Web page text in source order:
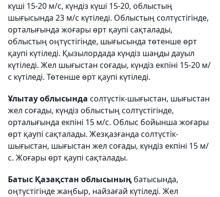
күші 15-20 м/с, күндіз күші 15-20, облыстың
шығысында 23 м/с күтіледі. Облыстың солтүстігінде,
орталығында жоғары өрт қаупі сақталады,
облыстың оңтүстігінде, шығысында төтенше өрт
қаупі күтіледі. Қызылордада күндіз шаңды дауыл
күтіледі. Жел шығыстан соғады, күндіз екпіні 15-20 м/
с күтіледі. Төтенше өрт қаупі күтіледі.
Ұлытау облысында солтүстік-шығыстан, шығыстан
жел соғады, күндіз облыстың солтүстігінде,
орталығында екпіні 15 м/с. Облыс бойынша жоғары
өрт қаупі сақталады. Жезқазғанда солтүстік-
шығыстан, шығыстан жел соғады, күндіз екпіні 15 м/
с. Жоғары өрт қаупі сақталады.
Батыс Қазақстан облысының батысында,
оңтүстігінде жаңбыр, найзағай күтіледі. Жел